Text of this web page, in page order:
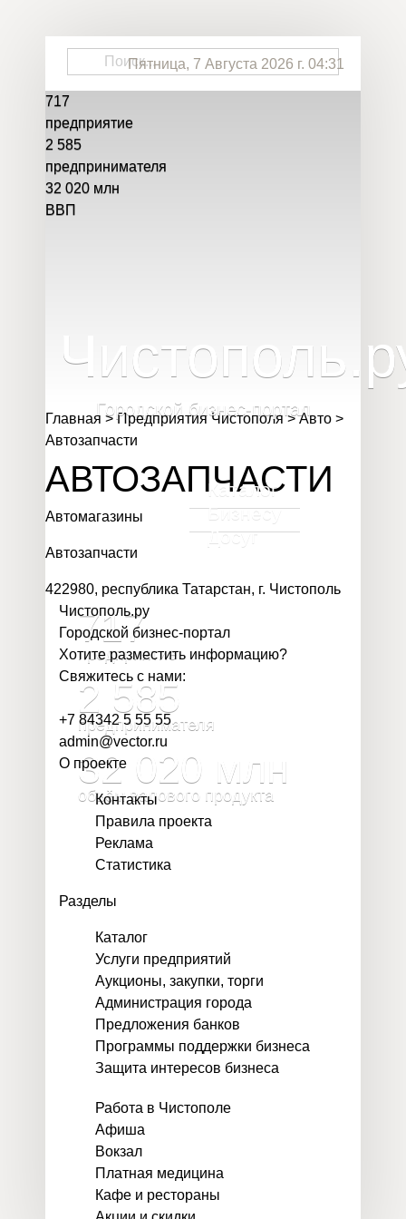
Пятница, 7 Августа 2026 г. 04:31
717
предприятие
2 585
предпринимателя
32 020 млн
ВВП
Чистополь
Городской бизнес-портал
Каталог
Бизнесу
Досуг
717
предприятие
2 585
предпринимателя
32 020 млн
объём валового продукта
Главная > Предприятия Чистополя > Авто >
Автозапчасти
АВТОЗАПЧАСТИ
Автомагазины
Автозапчасти
422980, республика Татарстан, г. Чистополь
Чистополь.ру
Городской бизнес-портал
Хотите разместить информацию?
Свяжитесь с нами:
+7 84342 5 55 55
admin@vector.ru
О проекте
Контакты
Правила проекта
Реклама
Статистика
Разделы
Каталог
Услуги предприятий
Аукционы, закупки, торги
Администрация города
Предложения банков
Программы поддержки бизнеса
Защита интересов бизнеса
Работа в Чистополе
Афиша
Вокзал
Платная медицина
Кафе и рестораны